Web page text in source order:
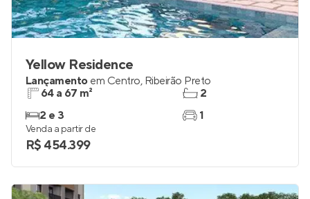
Yellow Residence
Lançamento em Centro, Ribeirão Preto
64 a 67 m²
2 e 3
2
1
Venda a partir de
R$ 454.399